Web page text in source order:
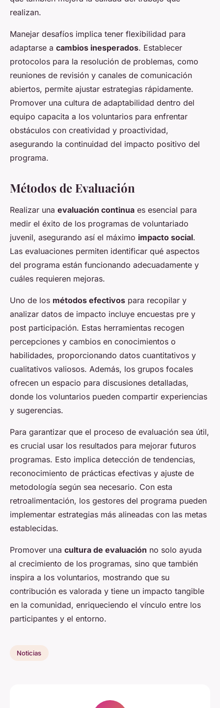
realizan.
Manejar desafíos implica tener flexibilidad para
adaptarse a cambios inesperados. Establecer
protocolos para la resolución de problemas, como
reuniones de revisión y canales de comunicación
abiertos, permite ajustar estrategias rápidamente.
Promover una cultura de adaptabilidad dentro del
equipo capacita a los voluntarios para enfrentar
obstáculos con creatividad y proactividad,
asegurando la continuidad del impacto positivo del
programa.
Métodos de Evaluación
Realizar una evaluación continua es esencial para
medir el éxito de los programas de voluntariado
juvenil, asegurando así el máximo impacto social.
Las evaluaciones permiten identificar qué aspectos
del programa están funcionando adecuadamente y
cuáles requieren mejoras.
Uno de los métodos efectivos para recopilar y
analizar datos de impacto incluye encuestas pre y
post participación. Estas herramientas recogen
percepciones y cambios en conocimientos o
habilidades, proporcionando datos cuantitativos y
cualitativos valiosos. Además, los grupos focales
ofrecen un espacio para discusiones detalladas,
donde los voluntarios pueden compartir experiencias
y sugerencias.
Para garantizar que el proceso de evaluación sea útil,
es crucial usar los resultados para mejorar futuros
programas. Esto implica detección de tendencias,
reconocimiento de prácticas efectivas y ajuste de
metodología según sea necesario. Con esta
retroalimentación, los gestores del programa pueden
implementar estrategias más alineadas con las metas
establecidas.
Promover una cultura de evaluación no solo ayuda
al crecimiento de los programas, sino que también
inspira a los voluntarios, mostrando que su
contribución es valorada y tiene un impacto tangible
en la comunidad, enriqueciendo el vínculo entre los
participantes y el entorno.
Noticias